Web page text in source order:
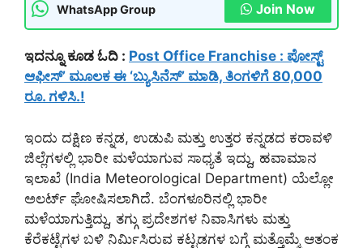
WhatsApp Group Join Now
ಇದನ್ನೂ ಕೂಡ ಓದಿ : Post Office Franchise : ಪೋಸ್ಟ್
ಆಫೀಸ್’ ಮೂಲಕ ಈ ‘ಬ್ಯುಸಿನೆಸ್’ ಮಾಡಿ, ತಿಂಗಳಿಗೆ 80,000
ರೂ. ಗಳಿಸಿ.!
ಇಂದು ದಕ್ಷಿಣ ಕನ್ನಡ, ಉಡುಪಿ ಮತ್ತು ಉತ್ತರ ಕನ್ನಡದ ಕರಾವಳಿ
ಜಿಲ್ಲೆಗಳಲ್ಲಿ ಭಾರೀ ಮಳೆಯಾಗುವ ಸಾಧ್ಯತೆ ಇದ್ದು, ಹವಾಮಾನ
ಇಲಾಖೆ (India Meteorological Department) ಯೆಲ್ಲೋ
ಅಲರ್ಟ್ ಘೋಷಿಸಲಾಗಿದೆ. ಬೆಂಗಳೂರಿನಲ್ಲಿ ಭಾರೀ
ಮಳೆಯಾಗುತ್ತಿದ್ದು, ತಗ್ಗು ಪ್ರದೇಶಗಳ ನಿವಾಸಿಗಳು ಮತ್ತು
ಕೆರೆಕಟ್ಟೆಗಳ ಬಳಿ ನಿರ್ಮಿಸಿರುವ ಕಟ್ಟಡಗಳ ಬಗ್ಗೆ ಮತ್ತೊಮ್ಮೆ ಆತಂಕ